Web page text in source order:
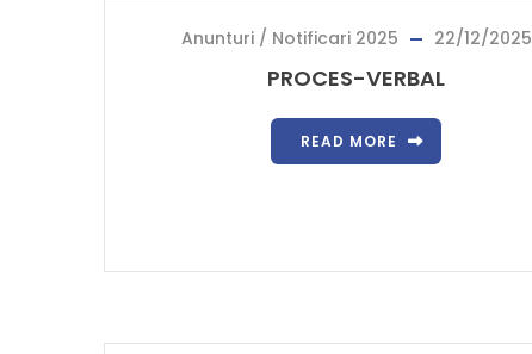
Anunturi / Notificari 2025 22/12/2025
PROCES-VERBAL
READ MORE